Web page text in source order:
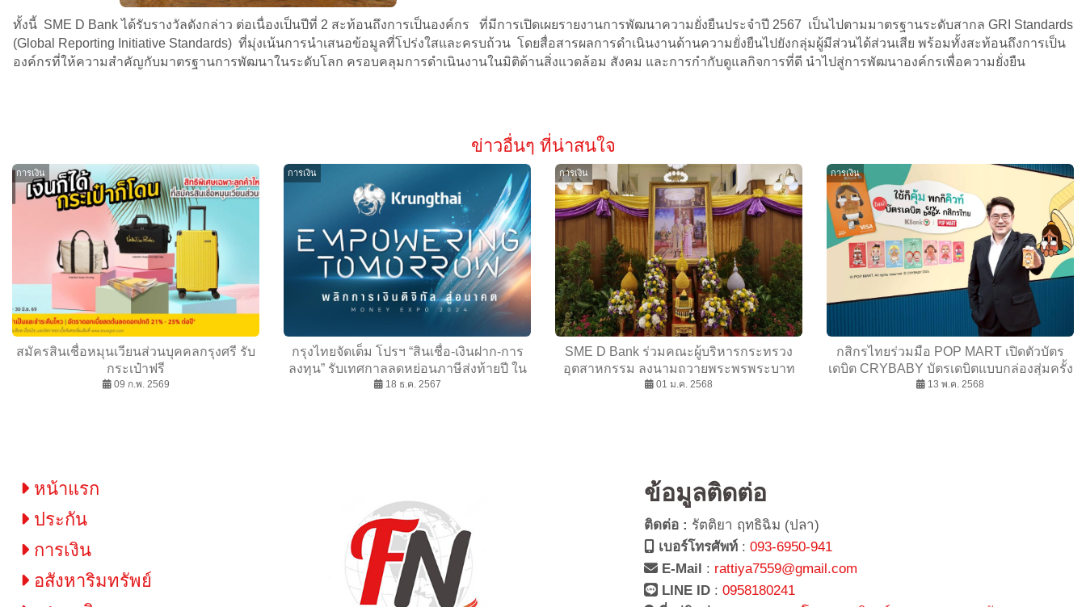
ทั้งนี้ SME D Bank ได้รับรางวัลดังกล่าว ต่อเนื่องเป็นปีที่ 2 สะท้อนถึงการเป็นองค์กร ที่มีการเปิดเผยรายงานการพัฒนาความยั่งยืนประจำปี 2567 เป็นไปตามมาตรฐานระดับสากล GRI Standards
(Global Reporting Initiative Standards) ที่มุ่งเน้นการนำเสนอข้อมูลที่โปร่งใสและครบถ้วน โดยสื่อสารผลการดำเนินงานด้านความยั่งยืนไปยังกลุ่มผู้มีส่วนได้ส่วนเสีย พร้อมทั้งสะท้อนถึงการเป็น
องค์กรที่ให้ความสำคัญกับมาตรฐานการพัฒนาในระดับโลก ครอบคลุมการดำเนินงานในมิติด้านสิ่งแวดล้อม สังคม และการกำกับดูแลกิจการที่ดี นำไปสู่การพัฒนาองค์กรเพื่อความยั่งยืน
ข่าวอื่นๆ ที่น่าสนใจ
การเงิน
สมัครสินเชื่อหมุนเวียนส่วนบุคคลกรุงศรี รับ
กระเป๋าฟรี
09 ก.พ. 2569
การเงิน
กรุงไทยจัดเต็ม โปรฯ “สินเชื่อ-เงินฝาก-การ
ลงทุน” รับเทศกาลลดหย่อนภาษีส่งท้ายปี ใน
งาน Money Expo Year End 2024
18 ธ.ค. 2567
การเงิน
SME D Bank ร่วมคณะผู้บริหารกระทรวง
อุตสาหกรรม ลงนามถวายพระพรพระบาท
สมเด็จพระเจ้าอยู่หัว และสมเด็จพระนางเจ้าฯ
01 ม.ค. 2568
การเงิน
กสิกรไทยร่วมมือ POP MART เปิดตัวบัตร
เดบิต CRYBABY บัตรเดบิตแบบกล่องสุ่มครั้ง
แรกในไทยตอกย้ำความเป็นผู้นำบัตรลายคา
13 พ.ค. 2568
หน้าแรก
ประกัน
การเงิน
อสังหาริมทรัพย์
ข้อมูลติดต่อ
ติดต่อ : รัตติยา ฤทธิฉิม (ปลา)
เบอร์โทรศัพท์ :093-6950-941
E-Mail
: rattiya7559@gmail.com
LINE ID :0958180241